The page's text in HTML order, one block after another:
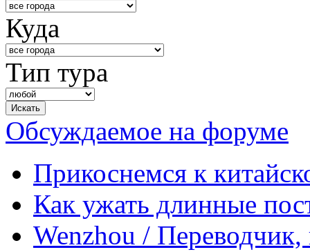
Куда
Тип тура
Обсуждаемое на форуме
Прикоснемся к
Как ужать длинные
Wenzhou / Переводчик,